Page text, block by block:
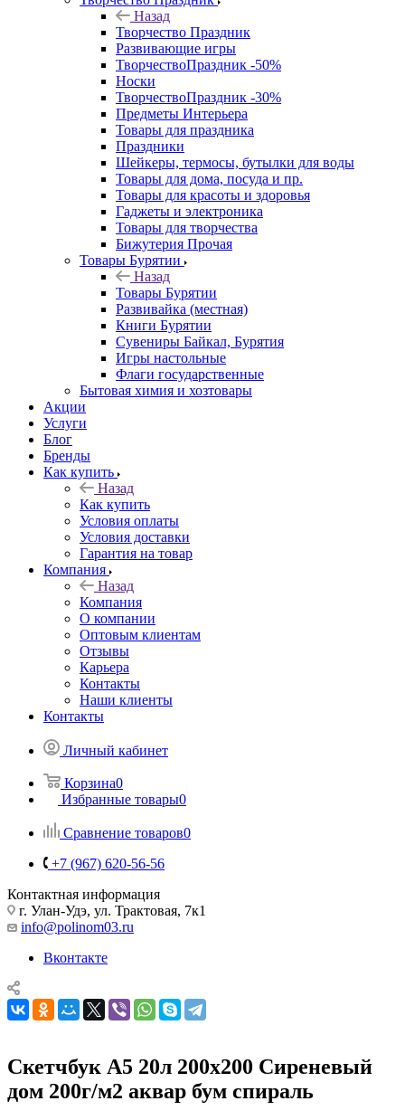
Назад
Творчество Праздник
Развивающие игры
ТворчествоПраздник -50%
Носки
ТворчествоПраздник -30%
Предметы Интерьера
Товары для праздника
Праздники
Шейкеры, термосы, бутылки для воды
Товары для дома, посуда и пр.
Товары для красоты и здоровья
Гаджеты и электроника
Товары для творчества
Бижутерия Прочая
Товары Бурятии
Назад
Товары Бурятии
Развивайка (местная)
Книги Бурятии
Сувениры Байкал, Бурятия
Игры настольные
Флаги государственные
Бытовая химия и хозтовары
Акции
Услуги
Блог
Бренды
Как купить
Назад
Как купить
Условия оплаты
Условия доставки
Гарантия на товар
Компания
Назад
Компания
О компании
Оптовым клиентам
Отзывы
Карьера
Контакты
Наши клиенты
Контакты
Личный кабинет
Корзина0
Избранные товары0
Сравнение товаров0
+7 (967) 620-56-56
Контактная информация
г. Улан-Удэ, ул. Трактовая, 7к1
info@polinom03.ru
Вконтакте
Скетчбук А5 20л 200х200 Сиреневый
дом 200г/м2 аквар бум спираль